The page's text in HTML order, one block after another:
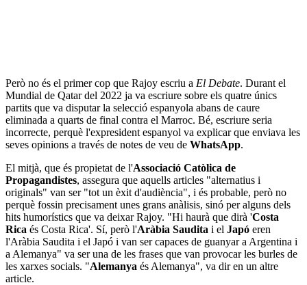
Però no és el primer cop que Rajoy escriu a El Debate. Durant el
Mundial de Qatar del 2022 ja va escriure sobre els quatre únics
partits que va disputar la selecció espanyola abans de caure
eliminada a quarts de final contra el Marroc. Bé, escriure seria
incorrecte, perquè l'expresident espanyol va explicar que enviava les
seves opinions a través de notes de veu de WhatsApp.
El mitjà, que és propietat de l'Associació Catòlica de
Propagandistes, assegura que aquells articles "alternatius i
originals" van ser "tot un èxit d'audiència", i és probable, però no
perquè fossin precisament unes grans anàlisis, sinó per alguns dels
hits humorístics que va deixar Rajoy. "Hi haurà que dirà 'Costa
Rica és Costa Rica'. Sí, però l'Aràbia Saudita i el Japó eren
l'Aràbia Saudita i el Japó i van ser capaces de guanyar a Argentina i
a Alemanya" va ser una de les frases que van provocar les burles de
les xarxes socials. "Alemanya és Alemanya", va dir en un altre
article.